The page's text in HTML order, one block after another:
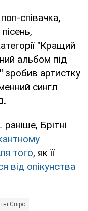
співачка,
"Кращий
альбом під
зробив артистку
сингл
раніше, Брітні
того, як її
від опікунства
Спірс